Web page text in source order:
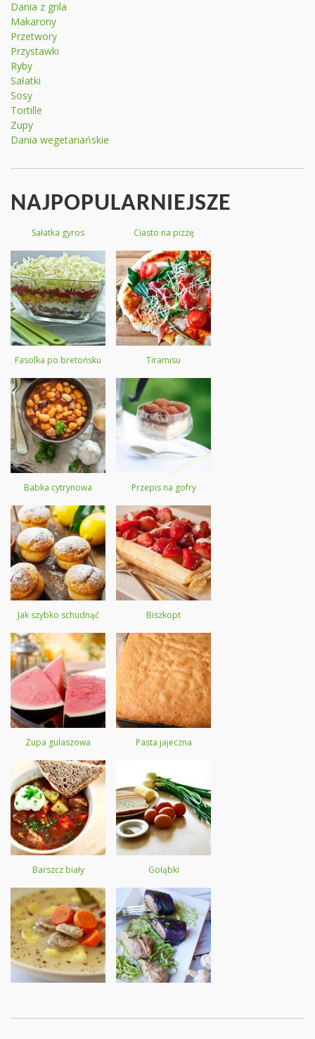
Dania z grila
Makarony
Przetwory
Przystawki
Ryby
Sałatki
Sosy
Tortille
Zupy
Dania wegetariańskie
NAJPOPULARNIEJSZE
Sałatka gyros Ciasto na pizzę
Fasolka po bretońsku Tiramisu
Babka cytrynowa Przepis na gofry
Jak szybko schudnąć Biszkopt
Zupa gulaszowa Pasta jajeczna
Barszcz biały Gołąbki